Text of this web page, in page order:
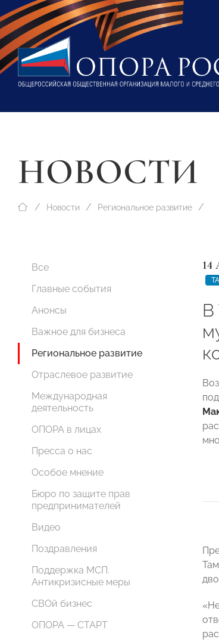
НОВОСТИ
Новости Региональное развитие
Все
Главные события
Анонсы
Важное для бизнеса
Региональное развитие
Отраслевое развитие
Международная
деятельность
ОПОРА в лицах
Пресса о нас
Особое мнение
Бюро по защите прав
предпринимателей
Видео
Поздравления
Поддержка МСП.
Антикризисные меры
СВОй бизнес
ОПОРА — СТАРТ
14
В